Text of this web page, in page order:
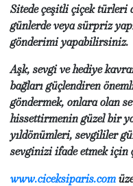
Sitede çeşitli çiçek türleri
günlerde veya sürpriz
gönderimi yapabilirsiniz.
Aşk, sevgi ve hediye
bağları güçlendiren
göndermek, onlara olan
hissettirmenin güzel bir
yıldönümleri, sevgililer
sevginizi ifade etmek
www.ciceksiparis.com